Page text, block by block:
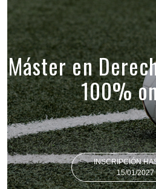
Máster en
100%
INSCRIPCIÓN
15/01/2027